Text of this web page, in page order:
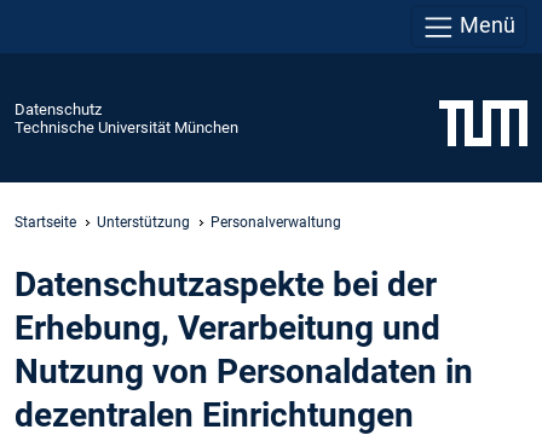
Menü
Datenschutz
Technische Universität München
Startseite Unterstützung Personalverwaltung
Datenschutzaspekte bei der
Erhebung, Verarbeitung und
Nutzung von Personaldaten in
dezentralen Einrichtungen